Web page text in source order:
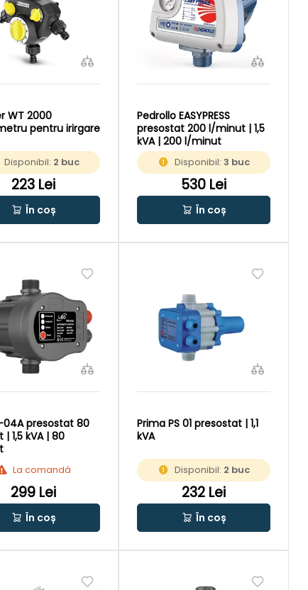
WT 2000
pentru irirgare
Disponibil: 2 buc
223 Lei
În coș
Pedrollo EASYPRESS
presostat 200 l/minut | 1,5
kVA | 200 l/minut
Disponibil: 3 buc
530 Lei
În coș
04A presostat 80
1,5 kVA | 80
La comandă
299 Lei
În coș
Prima PS 01 presostat | 1,1
kVA
Disponibil: 2 buc
232 Lei
În coș